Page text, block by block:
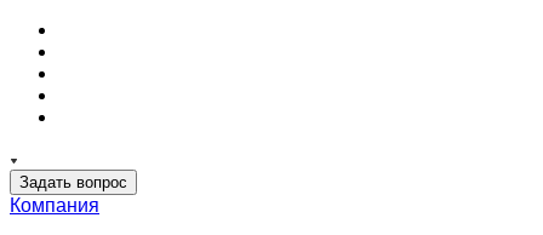
Задать вопрос
Компания